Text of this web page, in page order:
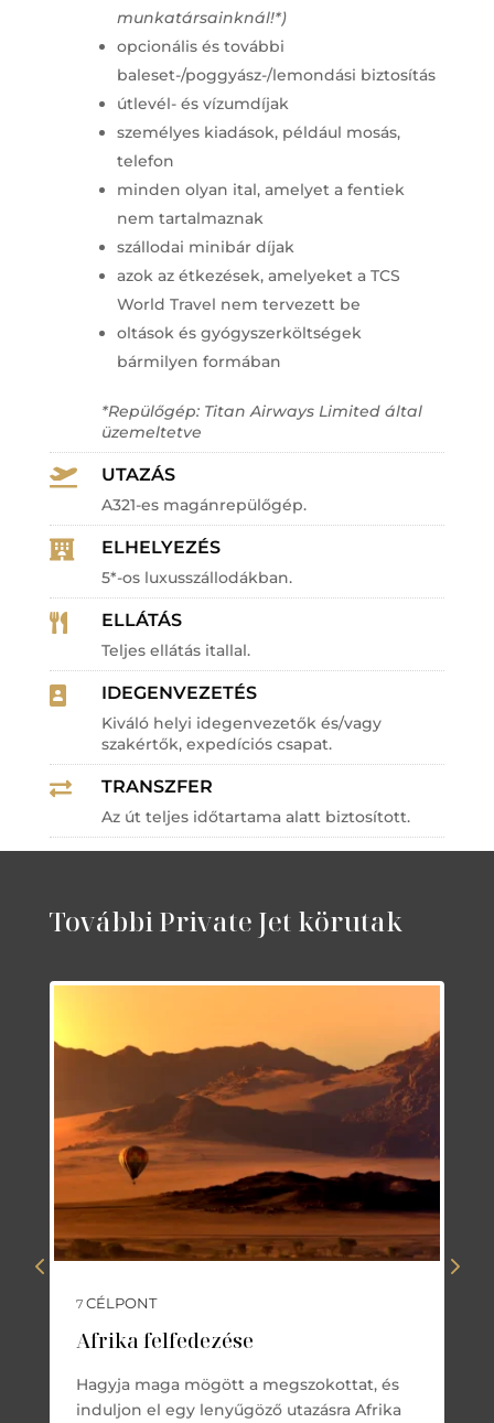
munkatársainknál!*)
opcionális és további
baleset-/poggyász-/lemondási biztosítás
útlevél- és vízumdíjak
személyes kiadások, például mosás,
telefon
minden olyan ital, amelyet a fentiek
nem tartalmaznak
szállodai minibár díjak
azok az étkezések, amelyeket a TCS
World Travel nem tervezett be
oltások és gyógyszerköltségek
bármilyen formában
*Repülőgép: Titan Airways Limited által
üzemeltetve
 UTAZÁS
A321-es magánrepülőgép.
 ELHELYEZÉS
5*-os luxusszállodákban.
 ELLÁTÁS
Teljes ellátás itallal.
 IDEGENVEZETÉS
Kiváló helyi idegenvezetők és/vagy
szakértők, expedíciós csapat.
 TRANSZFER
Az út teljes időtartama alatt biztosított.
További Private Jet körutak
Afrika felfedezése
7CÉLPONT
Hagyja maga mögött a megszokottat, és
induljon el egy lenyűgöző utazásra Afrika